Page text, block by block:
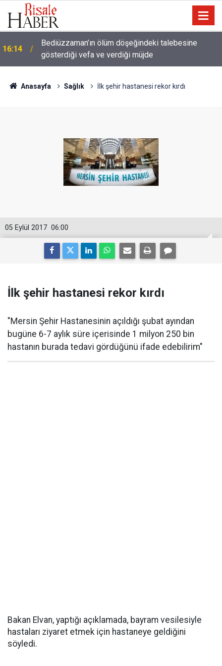
14:57
Meta'ya çocuk güvenliği davasında rekor ceza: 567
milyon dolar ödeyecek
Anasayfa Sağlık İlk şehir hastanesi rekor kırdı
06:00
05 Eylül 2017
İlk şehir hastanesi rekor kırdı
"Mersin Şehir Hastanesinin açıldığı şubat ayından
bugüne 6-7 aylık süre içerisinde 1 milyon 250 bin
hastanın burada tedavi gördüğünü ifade edebilirim"
Bakan Elvan, yaptığı açıklamada, bayram vesilesiyle
hastaları ziyaret etmek için hastaneye geldiğini
söyledi.